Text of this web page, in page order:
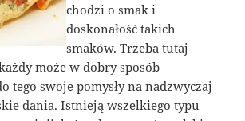
chodzi o smak i
doskonałość takich
smaków. Trzeba tutaj
może w dobry sposób
tego swoje pomysły na nadzwyczaj
dania. Istnieją wszelkiego typu